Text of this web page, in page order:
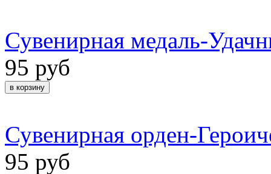
Сувенирная медаль-
95 руб
Сувенирная орден-
95 руб